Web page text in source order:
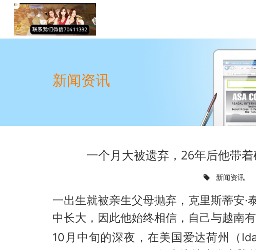
新闻资讯
一个月大被遗弃，26年后他带
新闻资讯
一出生就被亲生父母抛弃，克里斯蒂安
中长大，因此他始终相信，自己与越南
10月中旬的深夜，在美国爱达荷州（